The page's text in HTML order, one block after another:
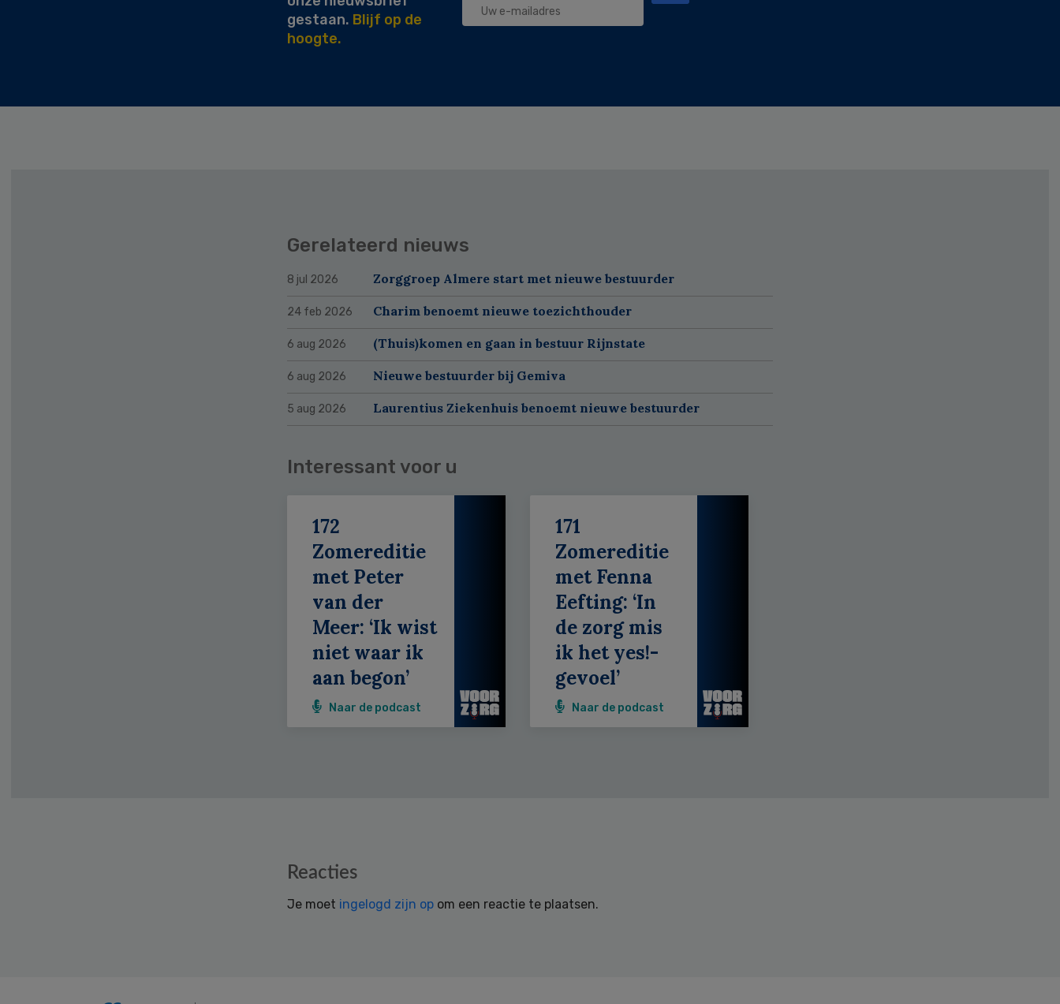
gestaan. Blijf op de
hoogte.
Gerelateerd nieuws
8 jul 2026 Zorggroep Almere start met nieuwe bestuurder
24 feb 2026 Charim benoemt nieuwe toezichthouder
6 aug 2026 (Thuis)komen en gaan in bestuur Rijnstate
6 aug 2026 Nieuwe bestuurder bij Gemiva
5 aug 2026 Laurentius Ziekenhuis benoemt nieuwe bestuurder
Interessant voor u
172
Zomereditie
met Peter
van der
Meer: ‘Ik wist
niet waar ik
aan begon’
Naar de podcast
171
Zomereditie
met Fenna
Eefting: ‘In
de zorg mis
ik het yes!-
gevoel’
Naar de podcast
Reacties
Je moet ingelogd zijn op om een reactie te plaatsen.